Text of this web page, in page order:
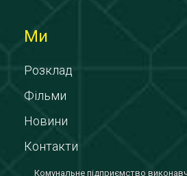
Ми
Розклад
Фільми
Новини
Контакти
Комунальне підприємство